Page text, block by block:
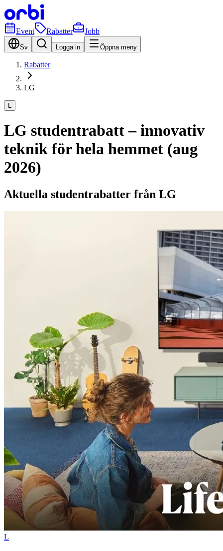
Event Rabatter Jobb
Sv Logga in Öppna meny
Rabatter
LG
L
LG studentrabatt – innovativ
teknik för hela hemmet (aug
2026)
Aktuella studentrabatter från LG
L